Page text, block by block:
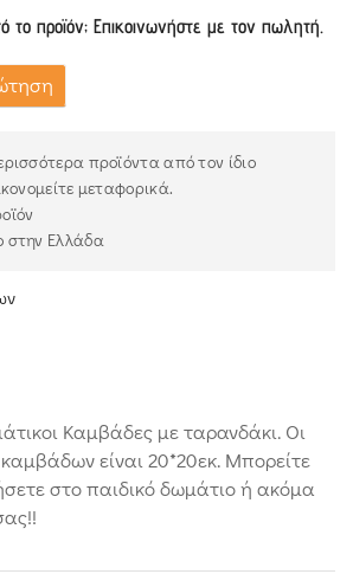
το προϊόν; Επικοινωνήστε με τον πωλητή.
προϊόντα από τον ίδιο
μεταφορικά.
στην Ελλάδα
Καμβάδες με ταρανδάκι. Οι
είναι 20*20εκ. Μπορείτε
στο παιδικό δωμάτιο ή ακόμα